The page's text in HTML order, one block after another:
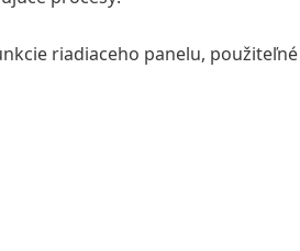
riadiaceho panelu,